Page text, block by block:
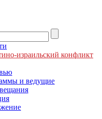
израильский конфликт
и ведущие